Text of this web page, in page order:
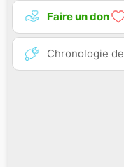
Faire un don
Chronologie